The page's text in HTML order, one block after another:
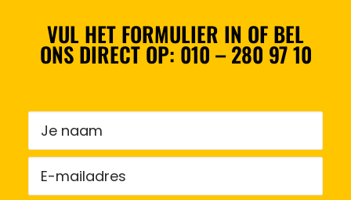
VUL HET FORMULIER IN OF BEL
ONS DIRECT OP:010 – 280 97 10